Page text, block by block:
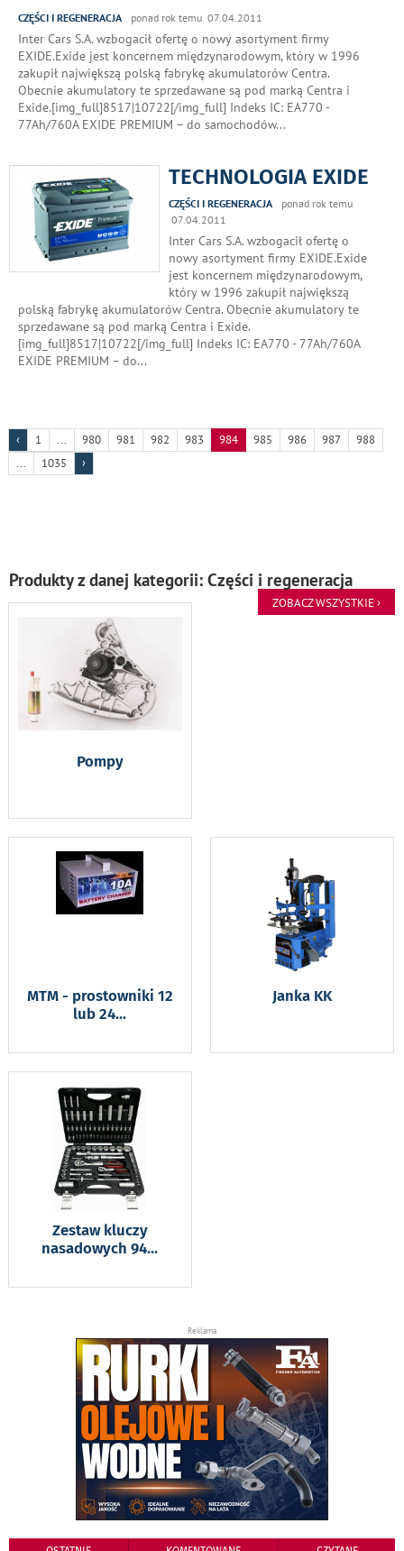
CZĘŚCI I REGENERACJA ponad rok temu 07.04.2011
Inter Cars S.A. wzbogacił ofertę o nowy asortyment firmy
EXIDE.Exide jest koncernem międzynarodowym, który w 1996
zakupił największą polską fabrykę akumulatorów Centra.
Obecnie akumulatory te sprzedawane są pod marką Centra i
Exide.[img_full]8517|10722[/img_full] Indeks IC: EA770 -
77Ah/760A EXIDE PREMIUM – do samochodów...
TECHNOLOGIA EXIDE
CZĘŚCI I REGENERACJA
ponad rok temu
07.04.2011
Inter Cars S.A. wzbogacił ofertę o
nowy asortyment firmy EXIDE.Exide
jest koncernem międzynarodowym,
który w 1996 zakupił największą
polską fabrykę akumulatorów Centra. Obecnie akumulatory te
sprzedawane są pod marką Centra i Exide.
[img_full]8517|10722[/img_full] Indeks IC: EA770 - 77Ah/760A
EXIDE PREMIUM – do...
‹ 1 ... 980 981 982 983 984 985 986 987
988
...
1035 ›
Produkty z danej kategorii: Części i regeneracja
ZOBACZ WSZYSTKIE ›
Pompy
MTM - prostowniki 12
lub 24...
Janka KK
Zestaw kluczy
nasadowych 94...
Reklama